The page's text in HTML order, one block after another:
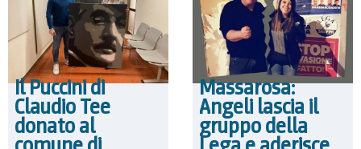
Il Puccini di
Claudio Tee
donato al
Massarosa:
Angeli lascia il
gruppo della